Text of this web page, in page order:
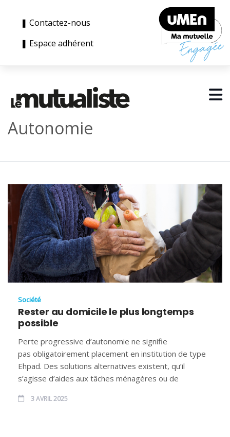
❚ Contactez-nous
❚ Espace adhérent
Autonomie
Société
Rester au domicile le plus longtemps
possible
Perte progressive d’autonomie ne signifie
pas obligatoirement placement en institution de type
Ehpad. Des solutions alternatives existent, qu’il
s’agisse d’aides aux tâches ménagères ou de
3 AVRIL 2025